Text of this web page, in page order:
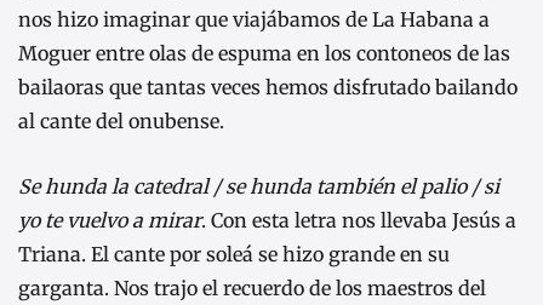
nos hizo imaginar que viajábamos de La Habana a
Moguer entre olas de espuma en los contoneos de las
bailaoras que tantas veces hemos disfrutado bailando
al cante del onubense.
Se hunda la catedral / se hunda también el palio / si
yo te vuelvo a mirar. Con esta letra nos llevaba Jesús a
Triana. El cante por soleá se hizo grande en su
garganta. Nos trajo el recuerdo de los maestros del